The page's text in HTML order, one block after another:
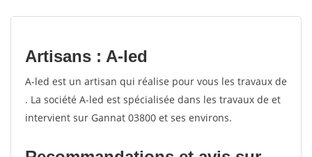
votes
Artisans : A-led
A-led est un artisan qui réalise pour vous les travaux de
. La société A-led est spécialisée dans les travaux de et
intervient sur Gannat 03800 et ses environs.